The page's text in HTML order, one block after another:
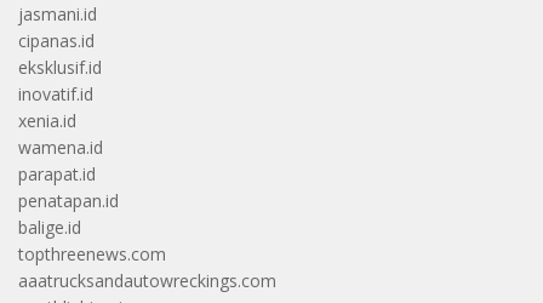
jasmani.id
cipanas.id
eksklusif.id
inovatif.id
xenia.id
wamena.id
parapat.id
penatapan.id
balige.id
topthreenews.com
aaatrucksandautowreckings.com